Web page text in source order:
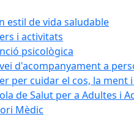
estil de vida saludable
i activitats
psicològica
d'acompanyament a
per cuidar el cos, la ment
de Salut per a Adultes i
Mèdic